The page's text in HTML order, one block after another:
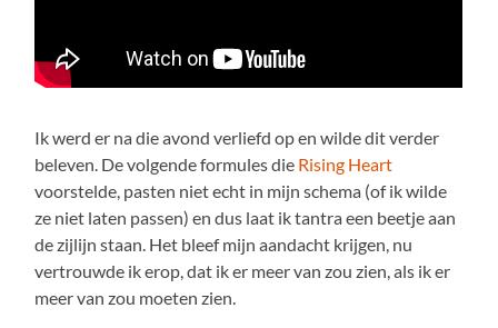
Ik werd er na die avond verliefd op en wilde dit verder
beleven. De volgende formules die Rising Heart
voorstelde, pasten niet echt in mijn schema (of ik wilde
ze niet laten passen) en dus laat ik tantra een beetje aan
de zijlijn staan. Het bleef mijn aandacht krijgen, nu
vertrouwde ik erop, dat ik er meer van zou zien, als ik er
meer van zou moeten zien.